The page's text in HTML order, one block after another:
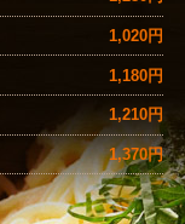
1,020円
1,180円
1,210円
1,370円